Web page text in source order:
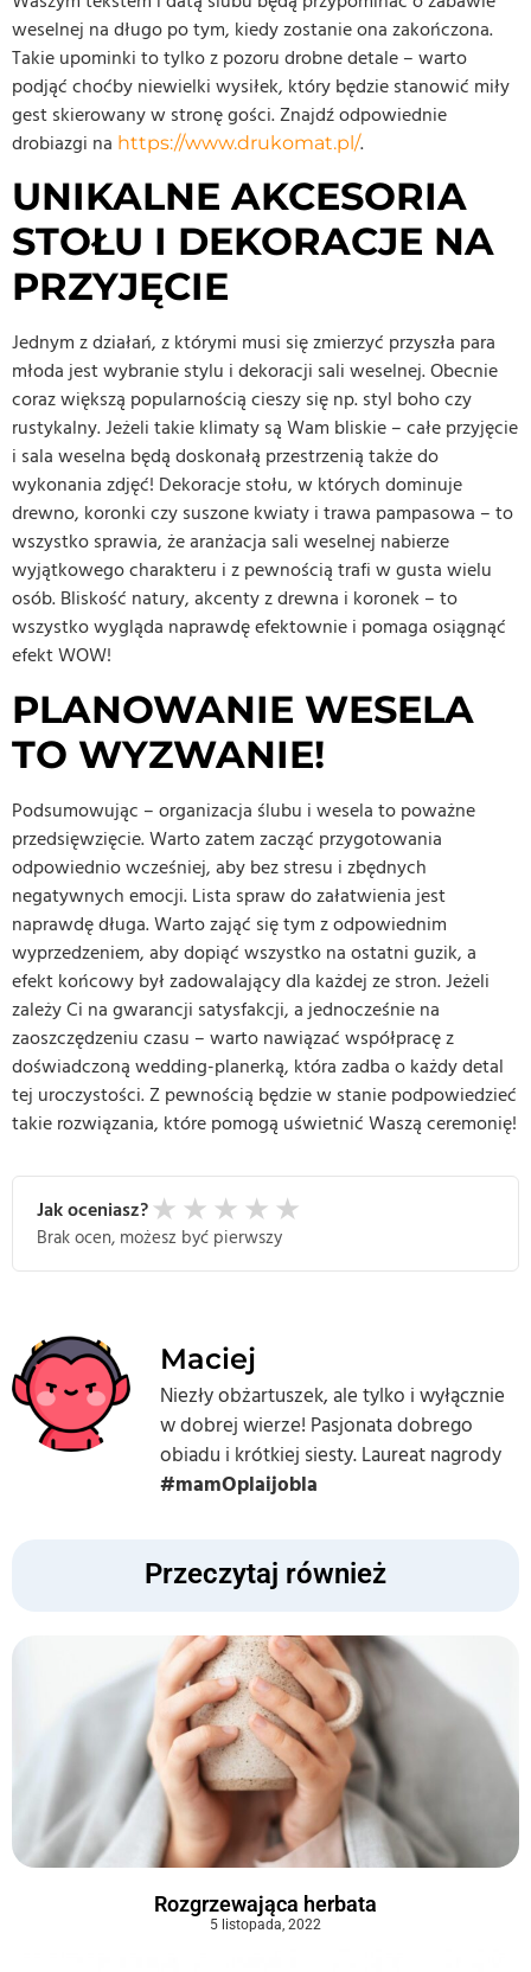
weselnej na długo po tym, kiedy zostanie ona zakończona.
Takie upominki to tylko z pozoru drobne detale – warto
podjąć choćby niewielki wysiłek, który będzie stanowić miły
gest skierowany w stronę gości. Znajdź odpowiednie
drobiazgi na https://www.drukomat.pl/.
UNIKALNE AKCESORIA
STOŁU I DEKORACJE NA
PRZYJĘCIE
Jednym z działań, z którymi musi się zmierzyć przyszła para
młoda jest wybranie stylu i dekoracji sali weselnej. Obecnie
coraz większą popularnością cieszy się np. styl boho czy
rustykalny. Jeżeli takie klimaty są Wam bliskie – całe przyjęcie
i sala weselna będą doskonałą przestrzenią także do
wykonania zdjęć! Dekoracje stołu, w których dominuje
drewno, koronki czy suszone kwiaty i trawa pampasowa – to
wszystko sprawia, że aranżacja sali weselnej nabierze
wyjątkowego charakteru i z pewnością trafi w gusta wielu
osób. Bliskość natury, akcenty z drewna i koronek – to
wszystko wygląda naprawdę efektownie i pomaga osiągnąć
efekt WOW!
PLANOWANIE WESELA
TO WYZWANIE!
Podsumowując – organizacja ślubu i wesela to poważne
przedsięwzięcie. Warto zatem zacząć przygotowania
odpowiednio wcześniej, aby bez stresu i zbędnych
negatywnych emocji. Lista spraw do załatwienia jest
naprawdę długa. Warto zająć się tym z odpowiednim
wyprzedzeniem, aby dopiąć wszystko na ostatni guzik, a
efekt końcowy był zadowalający dla każdej ze stron. Jeżeli
zależy Ci na gwarancji satysfakcji, a jednocześnie na
zaoszczędzeniu czasu – warto nawiązać współpracę z
doświadczoną wedding-planerką, która zadba o każdy detal
tej uroczystości. Z pewnością będzie w stanie podpowiedzieć
takie rozwiązania, które pomogą uświetnić Waszą ceremonię!
Jak oceniasz? ★ ★ ★ ★ ★
Brak ocen, możesz być pierwszy
Maciej
Niezły obżartuszek, ale tylko i wyłącznie
w dobrej wierze! Pasjonata dobrego
obiadu i krótkiej siesty. Laureat nagrody
#mamOplaijobla
Przeczytaj również
Rozgrzewająca herbata
5 listopada, 2022